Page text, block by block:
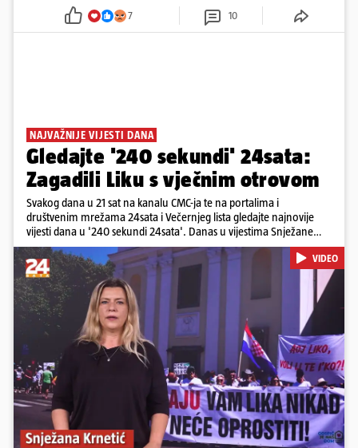
7 10
NAJVAŽNIJE VIJESTI DANA
Gledajte '240 sekundi' 24sata:
Zagadili Liku s vječnim otrovom
Svakog dana u 21 sat na kanalu CMC-ja te na portalima i
društvenim mrežama 24sata i Večernjeg lista gledajte najnovije
vijesti dana u '240 sekundi 24sata'. Danas u vijestima Snježane
Krnetić: Lika teško zagađena s 37.000 tona opasnog otpada, Troje
poginulih u nesreći u Zagrebu, Uhićen načelnik Svetog Ivana
Žabna, Borba za život Denisa Vejzovića, Krajaču režu ovlasti: Slijedi
otkaz...
Pokretanje videa...
VIDEO